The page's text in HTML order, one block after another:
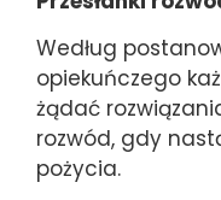
Według
opiekuńczego
żądać
rozwód, gdy
pożycia.